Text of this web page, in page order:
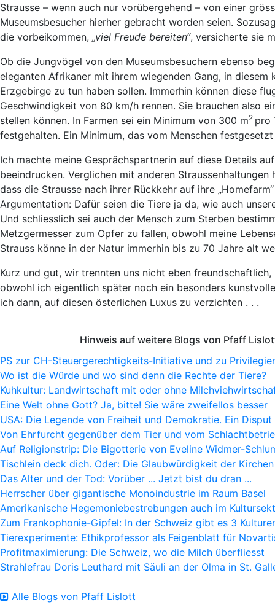
Strausse – wenn auch nur vorübergehend – von einer
Museumsbesucher hierher gebracht worden seien.
die vorbeikommen, „viel Freude bereiten“, versicherte sie
Ob die Jungvögel von den Museumsbesuchern ebenso
eleganten Afrikaner mit ihrem wiegenden Gang, in
Erzgebirge zu tun haben sollen. Immerhin können diese
Geschwindigkeit von 80 km/h rennen. Sie brauchen also
stellen können. In Farmen sei ein Minimum von 300 m2 pro
festgehalten. Ein Minimum, das vom Menschen
Ich machte meine Gesprächspartnerin auf diese Details
beeindrucken. Verglichen mit anderen
dass die Strausse nach ihrer Rückkehr auf ihre
Argumentation: Dafür seien die Tiere ja da, wie auch
Und schliesslich sei auch der Mensch zum Sterben
Metzgermesser zum Opfer zu fallen, obwohl meine
Strauss könne in der Natur immerhin bis zu 70 Jahre alt
Kurz und gut, wir trennten uns nicht eben
obwohl ich eigentlich später noch ein besonders
ich dann, auf diesen österlichen Luxus zu verzichten . . .
Hinweis auf weitere Blogs von Pfaff
PS zur CH-Steuergerechtigkeits-Initiative und zu
Wo ist die Würde und wo sind denn die Rechte der Tiere?
Kuhkultur: Landwirtschaft mit oder ohne
Eine Welt ohne Gott? Ja, bitte! Sie wäre zweifellos besser
USA: Die Legende von Freiheit und Demokratie. Ein Disput
Von Ehrfurcht gegenüber dem Tier und vom
Auf Religionstrip: Die Bigotterie von Eveline Widmer-
Tischlein deck dich. Oder: Die Glaubwürdigkeit der Kirchen
Das Alter und der Tod: Vorüber ... Jetzt bist du dran ...
Herrscher über gigantische Monoindustrie im Raum Basel
Amerikanische Hegemoniebestrebungen auch im
Zum Frankophonie-Gipfel: In der Schweiz gibt es 3
Tierexperimente: Ethikprofessor als Feigenblatt für
Profitmaximierung: Die Schweiz, wo die Milch überfliesst
Strahlefrau Doris Leuthard mit Säuli an der Olma in St.
Alle Blogs von Pfaff Lislott